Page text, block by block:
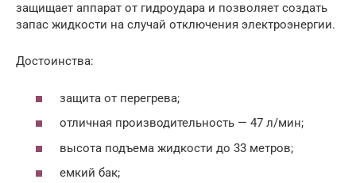
защищает аппарат от гидроудара и позволяет создать
запас жидкости на случай отключения электроэнергии.
Достоинства:
защита от перегрева;
отличная производительность — 47 л/мин;
высота подъема жидкости до 33 метров;
емкий бак;